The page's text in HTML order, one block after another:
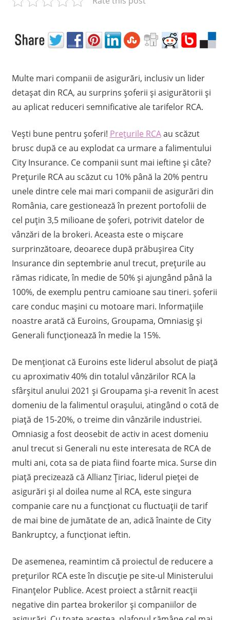
e
e
n
r
R
C
A
Multe mari companii de asigurări, inclusiv un lider
detașat din RCA, au surprins șoferii și asigurătorii și
au aplicat reduceri semnificative ale tarifelor RCA.
Vești bune pentru șoferi! Prețurile RCAau scăzut
brusc după ce au explodat ca urmare a falimentului
City Insurance. Ce companii sunt mai ieftine și câte?
Prețurile RCA au scăzut cu 10% până la 20% pentru
unele dintre cele mai mari companii de asigurări din
România, care gestionează în prezent portofolii de
cel puțin 3,5 milioane de șoferi, potrivit datelor de
vânzări de la brokeri. Aceasta este o mișcare
surprinzătoare, deoarece după prăbușirea City
Insurance din septembrie anul trecut, prețurile au
rămas ridicate, în medie de 50% și ajungând până la
100%, de exemplu pentru camioane sau tineri. șoferii
care conduc mașini cu motoare mari. Informațiile
noastre arată că Euroins, Groupama, Omniasig și
Generali funcționează în medie la 15%.
De menționat că Euroins este liderul absolut de piață
cu aproximativ 40% din totalul vânzărilor RCA la
sfârșitul anului 2021 și Groupama și-a revenit în acest
domeniu de la falimentul orașului, atingând o cotă de
piață de 15-20%, o treime din vânzările industriei.
Omniasig a fost deosebit de activ in acest domeniu
anul trecut si Generali nu este interesata de RCA de
multi ani, cota sa de piata fiind foarte mica. Surse din
piață precizează că Allianz Țiriac, liderul pieței de
asigurări și al doilea nume al RCA, este singura
companie care nu a funcționat cu fluctuații de tarif
de mai bine de jumătate de an, adică înainte de City
Bankruptcy, a funcționat ieftin.
De asemenea, reamintim că proiectul de reducere a
prețurilor RCA este în discuție pe site-ul Ministerului
Finanțelor Publice. Acest proiect a stârnit reacții
negative din partea brokerilor și companiilor de